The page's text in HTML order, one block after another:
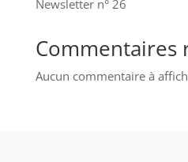
Newsletter n° 26
Commentaires
Aucun commentaire à